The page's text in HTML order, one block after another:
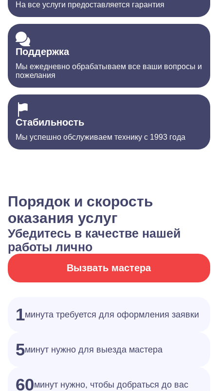
На все услуги предоставляется гарантия
Поддержка
Мы ежедневно обрабатываем все ваши вопросы и
пожелания
Стабильность
Мы успешно обслуживаем технику с 1993 года
Порядок и скорость
оказания услуг
Убедитесь в качестве нашей
работы лично
Вызвать мастера
1минута требуется для оформления заявки
5минут нужно для выезда мастера
60минут нужно, чтобы добраться до вас